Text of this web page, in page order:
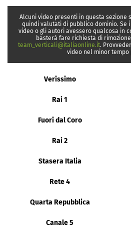
Alcuni video presenti in questa sezione
quindi valutati di pubblico dominio. Se
video o gli autori avessero qualcosa in
basterà fare richiesta di
team_verticali@italiaonline.it.
video nel minor tempo
Verissimo
Rai 1
Fuori dal Coro
Rai 2
Stasera Italia
Rete 4
Quarta Repubblica
Canale 5